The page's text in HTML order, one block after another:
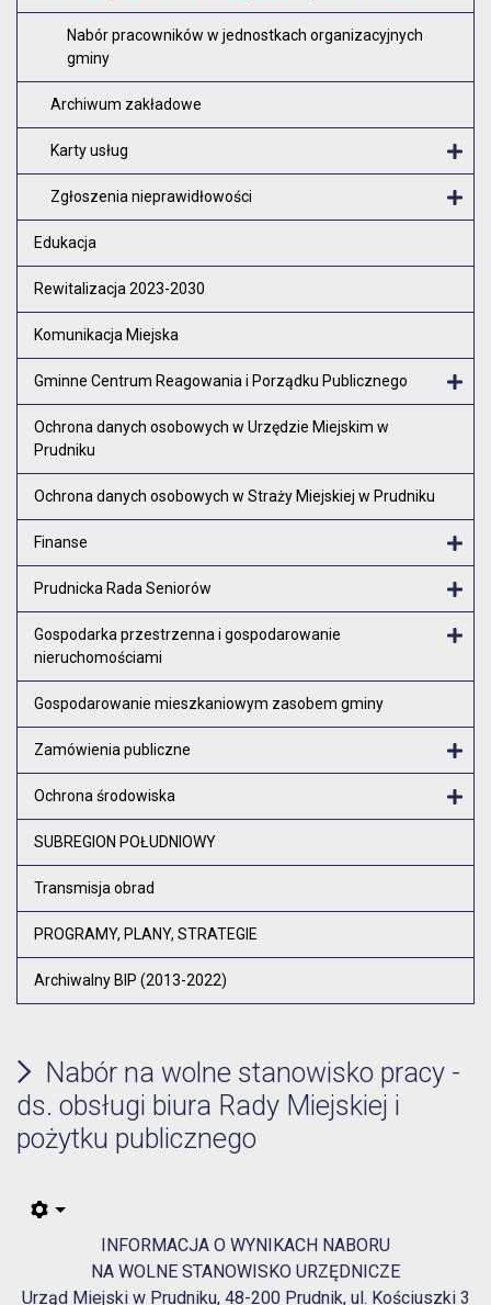
Nabór pracowników w jednostkach organizacyjnych
gminy
Archiwum zakładowe
Karty usług
Zgłoszenia nieprawidłowości
Edukacja
Rewitalizacja 2023-2030
Komunikacja Miejska
Gminne Centrum Reagowania i Porządku Publicznego
Ochrona danych osobowych w Urzędzie Miejskim w
Prudniku
Ochrona danych osobowych w Straży Miejskiej w Prudniku
Finanse
Prudnicka Rada Seniorów
Gospodarka przestrzenna i gospodarowanie
nieruchomościami
Gospodarowanie mieszkaniowym zasobem gminy
Zamówienia publiczne
Ochrona środowiska
SUBREGION POŁUDNIOWY
Transmisja obrad
PROGRAMY, PLANY, STRATEGIE
Archiwalny BIP (2013-2022)
Nabór na wolne stanowisko pracy -
ds. obsługi biura Rady Miejskiej i
pożytku publicznego
INFORMACJA O WYNIKACH NABORU
NA WOLNE STANOWISKO URZĘDNICZE
Urząd Miejski w Prudniku, 48-200 Prudnik, ul. Kościuszki 3